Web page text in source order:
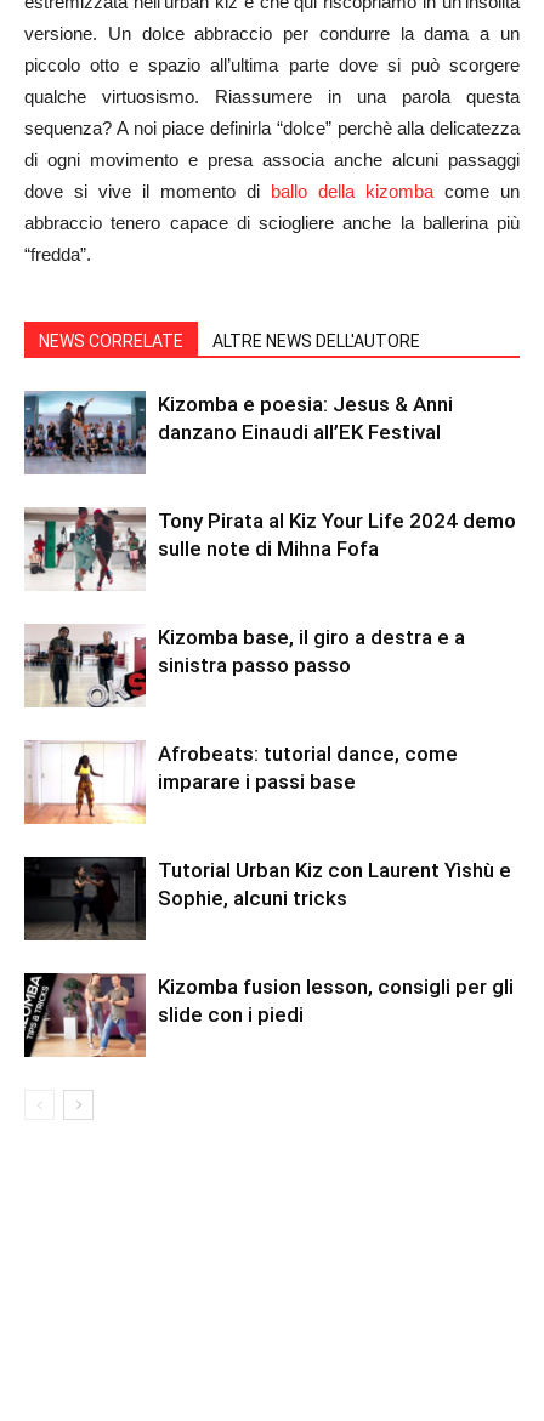
versione. Un dolce abbraccio per condurre la dama a un
piccolo otto e spazio all’ultima parte dove si può scorgere
qualche virtuosismo. Riassumere in una parola questa
sequenza? A noi piace definirla “dolce” perchè alla delicatezza
di ogni movimento e presa associa anche alcuni passaggi
dove si vive il momento di ballo della kizomba come un
abbraccio tenero capace di sciogliere anche la ballerina più
“fredda”.
NEWS CORRELATE ALTRE NEWS DELL'AUTORE
Kizomba e poesia: Jesus & Anni
danzano Einaudi all’EK Festival
Tony Pirata al Kiz Your Life 2024 demo
sulle note di Mihna Fofa
Kizomba base, il giro a destra e a
sinistra passo passo
Afrobeats: tutorial dance, come
imparare i passi base
Tutorial Urban Kiz con Laurent Yìshù e
Sophie, alcuni tricks
Kizomba fusion lesson, consigli per gli
slide con i piedi